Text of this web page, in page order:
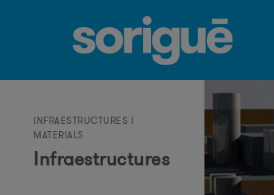
INFRAESTRUCTURES I
MATERIALS
Infraestructures